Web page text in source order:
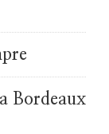
Bordeaux